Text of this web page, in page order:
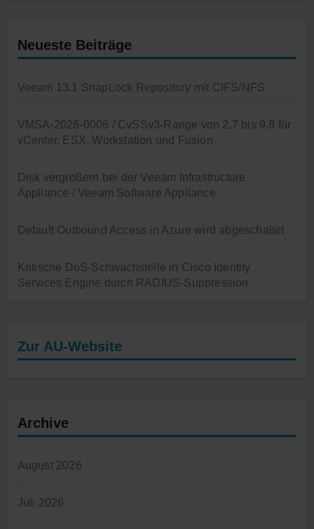
Neueste Beiträge
Veeam 13.1 SnapLock Repository mit CIFS/NFS
VMSA-2026-0006 / CvSSv3-Range von 2.7 bis 9.8 für
vCenter, ESX, Workstation und Fusion
Disk vergrößern bei der Veeam Infrastructure
Appliance / Veeam Software Appliance
Default Outbound Access in Azure wird abgeschaltet
Kritische DoS-Schwachstelle in Cisco Identity
Services Engine durch RADIUS-Suppression
Zur AU-Website
Archive
August 2026
Juli 2026